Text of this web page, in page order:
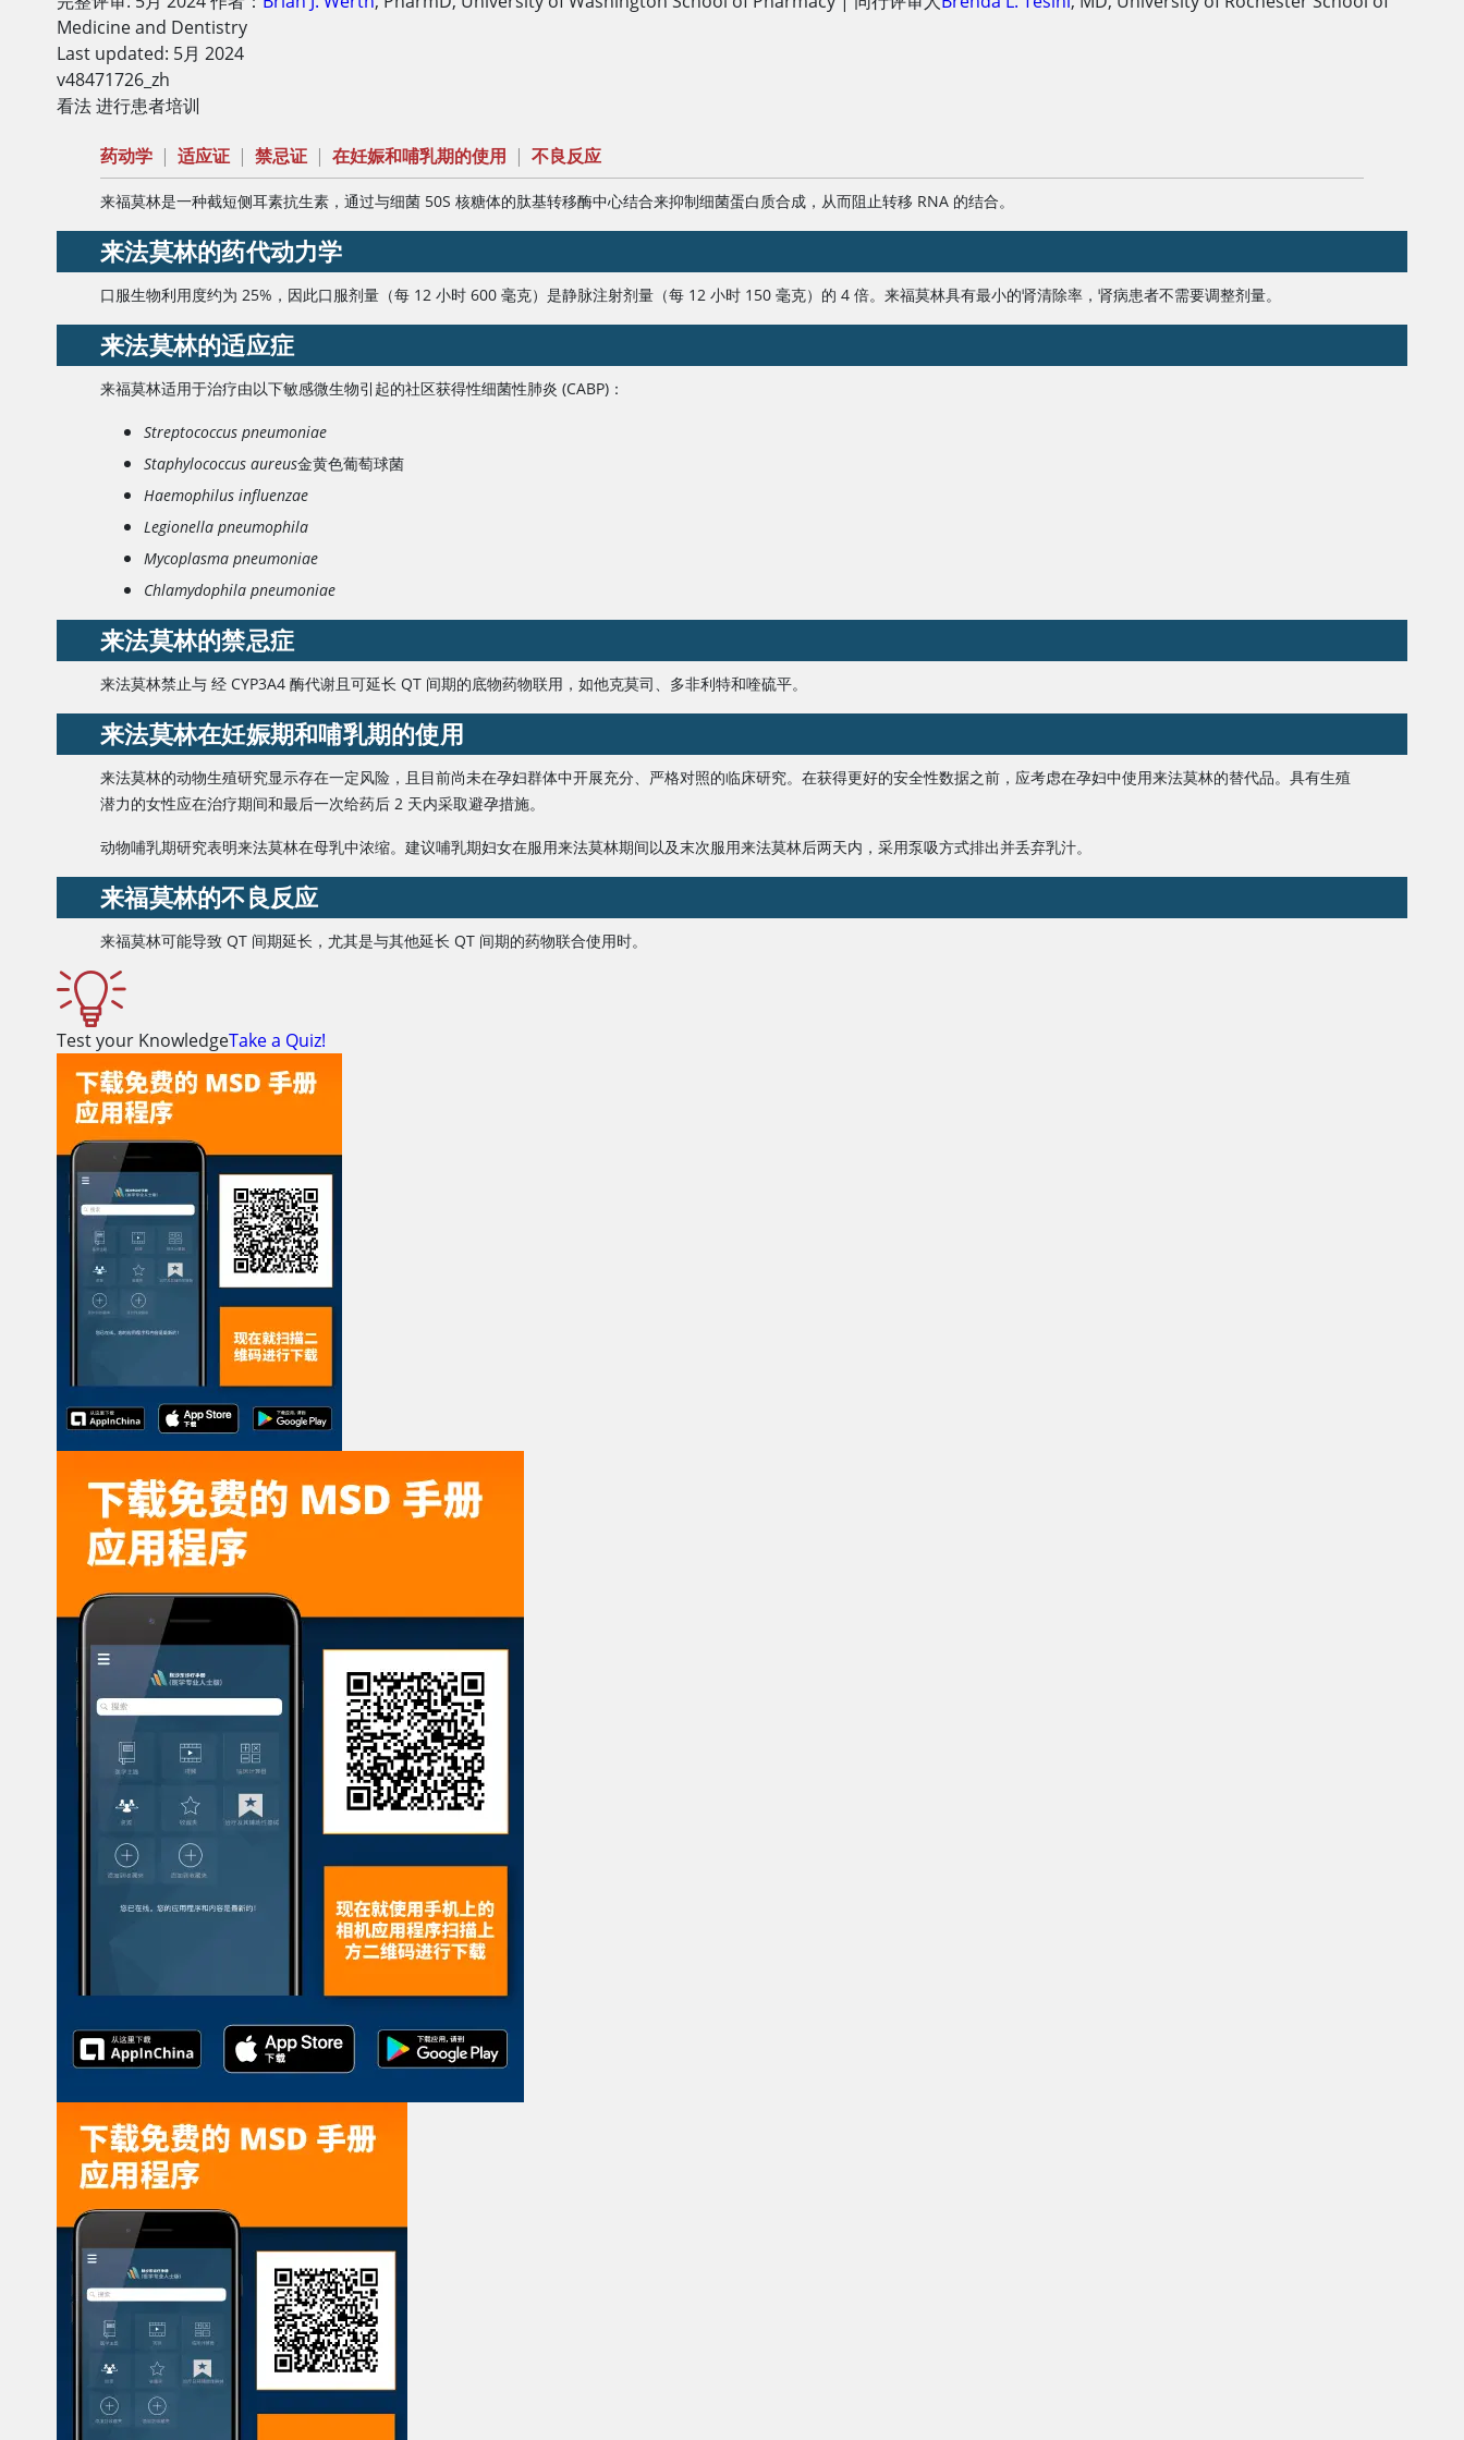
Medicine and Dentistry
Last updated: 5月 2024
v48471726_zh
看法 进行患者培训
药动学 | 适应证 | 禁忌证 | 在妊娠和哺乳期的使用 | 不良反应
来福莫林是一种截短侧耳素抗生素，通过与细菌 50S 核糖体的肽基转移酶中心结合来抑制细菌蛋白质合成，从而阻止转移 RNA 的结合。
来法莫林的药代动力学
口服生物利用度约为 25%，因此口服剂量（每 12 小时 600 毫克）是静脉注射剂量（每 12 小时 150 毫克）的 4 倍。来福莫林具有最小的肾清除率，肾病患者不需要调整剂量。
来法莫林的适应症
来福莫林适用于治疗由以下敏感微生物引起的社区获得性细菌性肺炎 (CABP)：
Streptococcus pneumoniae
Staphylococcus aureus金黄色葡萄球菌
Haemophilus influenzae
Legionella pneumophila
Mycoplasma pneumoniae
Chlamydophila pneumoniae
来法莫林的禁忌症
来法莫林禁止与 经 CYP3A4 酶代谢且可延长 QT 间期的底物药物联用，如他克莫司、多非利特和喹硫平。
来法莫林在妊娠期和哺乳期的使用
来法莫林的动物生殖研究显示存在一定风险，且目前尚未在孕妇群体中开展充分、严格对照的临床研究。在获得更好的安全性数据之前，应考虑在孕妇中使用来法莫林的替代品。具有生殖
潜力的女性应在治疗期间和最后一次给药后 2 天内采取避孕措施。
动物哺乳期研究表明来法莫林在母乳中浓缩。建议哺乳期妇女在服用来法莫林期间以及末次服用来法莫林后两天内，采用泵吸方式排出并丢弃乳汁。
来福莫林的不良反应
来福莫林可能导致 QT 间期延长，尤其是与其他延长 QT 间期的药物联合使用时。
Test your KnowledgeTake a Quiz!